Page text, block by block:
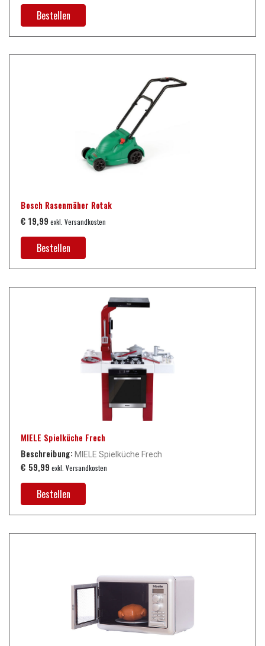
Bestellen
Bosch Rasenmäher Rotak
€ 19,99 exkl. Versandkosten
Bestellen
MIELE Spielküche Frech
Beschreibung: MIELE Spielküche Frech
€ 59,99 exkl. Versandkosten
Bestellen